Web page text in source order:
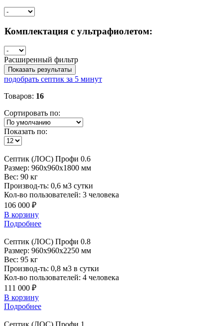
Комплектация с ультрафиолетом:
Расширенный фильтр
Показать результаты
подобрать септик за 5 минут
Товаров: 16
Сортировать по:
Показать по:
Септик (ЛОС) Профи 0.6
Размер: 960x960x1800 мм
Вес: 90 кг
Производ-ть: 0,6 м3 сутки
Кол-во пользователей: 3 человека
106 000 ₽
В корзину
Подробнее
Септик (ЛОС) Профи 0.8
Размер: 960x960x2250 мм
Вес: 95 кг
Производ-ть: 0,8 м3 в сутки
Кол-во пользователей: 4 человека
111 000 ₽
В корзину
Подробнее